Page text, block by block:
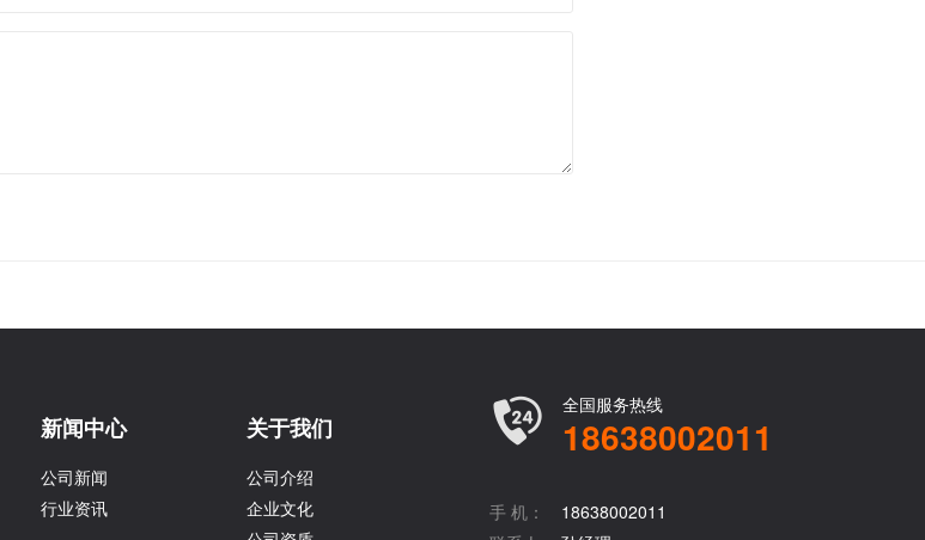
新闻中心
公司新闻
行业资讯
关于我们
公司介绍
企业文化
全国服务热线
18638002011
手 机：
18638002011